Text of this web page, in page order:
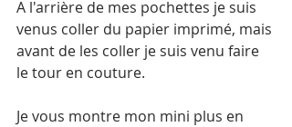
A l'arrière de mes pochettes je suis
venus coller du papier imprimé, mais
avant de les coller je suis venu faire
le tour en couture.
Je vous montre mon mini plus en